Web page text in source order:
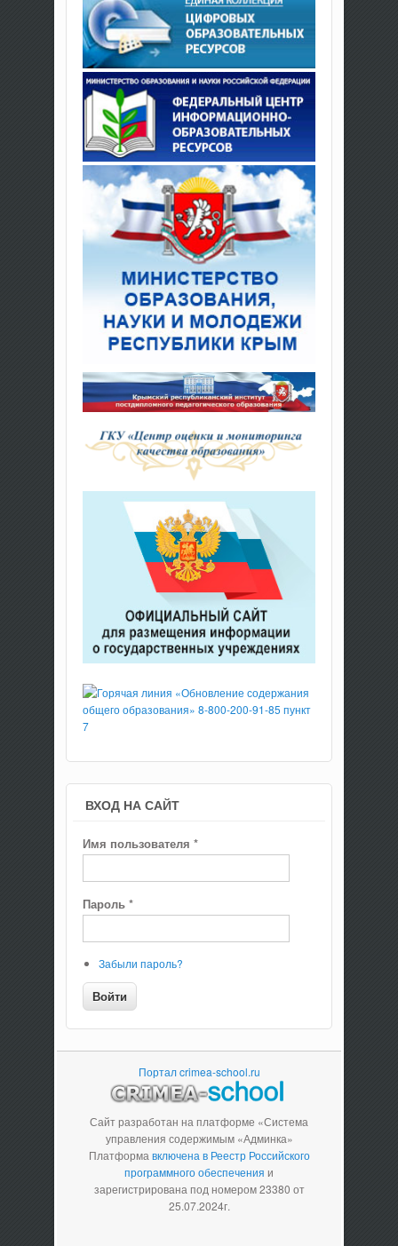
ВХОД НА САЙТ
Имя пользователя *
Пароль *
Забыли пароль?
Портал crimea-school.ru
Сайт разработан на платформе «Система
управления содержимым «Админка»
Платформа включена в Реестр Российского
программного обеспечения и
зарегистрирована под номером 23380 от
25.07.2024г.